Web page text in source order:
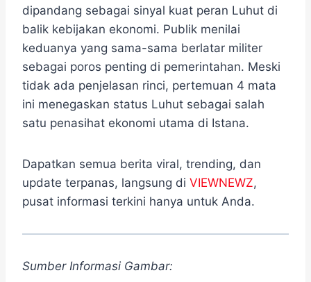
dipandang sebagai sinyal kuat peran Luhut di
balik kebijakan ekonomi. Publik menilai
keduanya yang sama-sama berlatar militer
sebagai poros penting di pemerintahan. Meski
tidak ada penjelasan rinci, pertemuan 4 mata
ini menegaskan status Luhut sebagai salah
satu penasihat ekonomi utama di Istana.
Dapatkan semua berita viral, trending, dan
update terpanas, langsung di VIEWNEWZ,
pusat informasi terkini hanya untuk Anda.
Sumber Informasi Gambar: